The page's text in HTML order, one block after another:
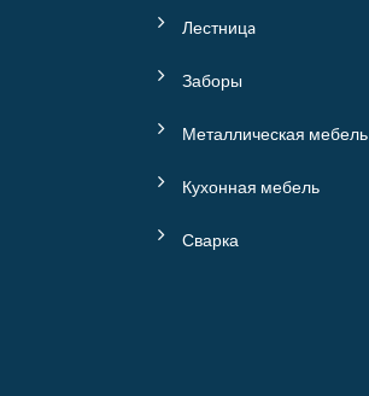
Лестницa
Заборы
Металлическая мебель
Кухонная мебель
Сварка